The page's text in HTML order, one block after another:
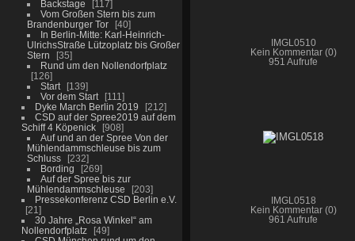
Backstage
117
Vom Großen Stern bis zum
Brandenburger Tor
40
In Berlin-Mitte: Karl-Heinrich-
UlrichsStraße Lützoplatz bis Großer
Stern
35
Rund um den Nollendorfplatz
126
Start
139
Vor dem Start
111
Dyke March Berlin 2019
212
CSD auf der Spree2019 auf dem
Schiff 4 Köpenick
908
Auf und an der Spree Von der
Mühlendammschleuse bis zum
Schluss
232
Bording
269
Auf der Spree bis zur
Mühlendammschleuse
203
Pressekonferenz CSD Berlin e.V.
21
30 Jahre „Rosa Winkel“ am
Nollendorfplatz
49
IMGL0510
Kein Kommentar (0)
951 Aufrufe
IMGL0518
Kein Kommentar (0)
961 Aufrufe